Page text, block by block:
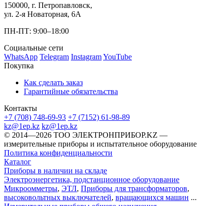
150000, г. Петропавловск,
ул. 2-я Новаторная, 6А
ПН-ПТ: 9:00–18:00
Социальные сети
WhatsApp Telegram InstagramYouTube
Покупка
Как сделать заказ
Гарантийные обязательства
Контакты
+7 (708) 748-69-93 +7 (7152) 61-98-89
kz@1ep.kz kz@1ep.kz
©️ 2014—2026 ТОО ЭЛЕКТРОНПРИБОР.KZ —
измерительные приборы и испытательное оборудование
Политика конфиденциальности
Каталог
Приборы в наличии на складе
Электроэнергетика, подстанционное оборудование
Микроомметры, ЭТЛ, Приборы для трансформаторов,
высоковольтных выключателей, вращающихся машин ...